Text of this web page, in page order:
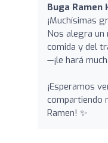
Buga Ramen
¡Muchísimas
Nos alegra un
comida y del
—¡le hará
¡Esperamos
compartiendo
Ramen! ✨